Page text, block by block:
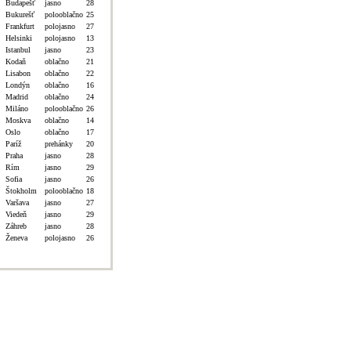
Budapešť
jasno
28
Bukurešť
polooblačno 25
Frankfurt
polojasno
27
Helsinki
polojasno
13
Istanbul
jasno
23
Kodaň
oblačno
21
Lisabon
oblačno
22
Londýn
oblačno
16
Madrid
oblačno
24
Miláno
polooblačno 26
Moskva
oblačno
14
Oslo
oblačno
17
Paríž
prehánky
20
Praha
jasno
28
Rím
jasno
29
Sofia
jasno
26
Štokholm
polooblačno 18
Varšava
jasno
27
Viedeň
jasno
29
Záhreb
jasno
28
Ženeva
polojasno 26